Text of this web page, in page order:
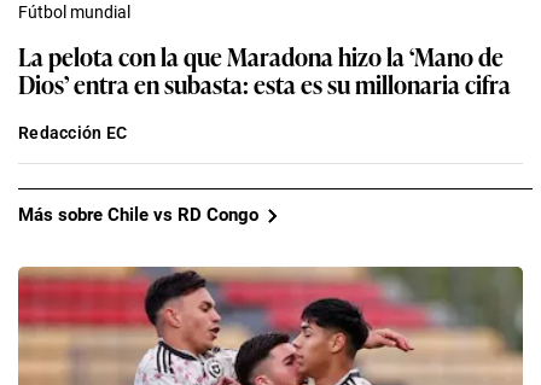
Fútbol mundial
La pelota con la que Maradona hizo la ‘Mano de
Dios’ entra en subasta: esta es su millonaria cifra
Redacción EC
Más sobre Chile vs RD Congo